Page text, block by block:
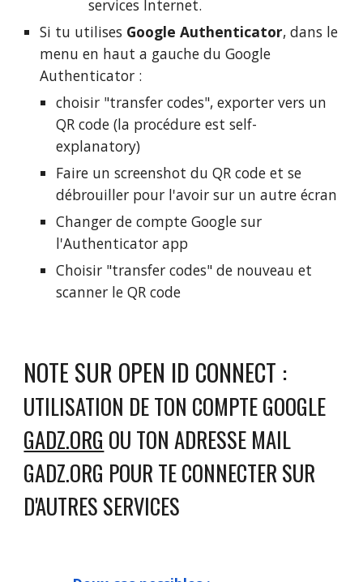
services Internet.
Si tu utilises Google Authenticator, dans le
menu en haut a gauche du Google
Authenticator :
choisir "transfer codes", exporter vers un
QR code (la procédure est self-
explanatory)
Faire un screenshot du QR code et se
débrouiller pour l'avoir sur un autre écran
Changer de compte Google sur
l'Authenticator app
Choisir "transfer codes" de nouveau et
scanner le QR code
NOTE SUR OPEN ID CONNECT :
UTILISATION DE TON COMPTE GOOGLE
GADZ.ORG OU TON ADRESSE MAIL
GADZ.ORG POUR TE CONNECTER SUR
D'AUTRES SERVICES